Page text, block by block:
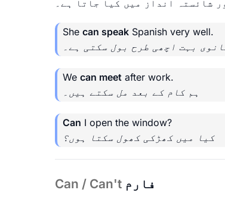
شائستہ انداز میں کیا جاتا ہے۔
She can speak Spanish very well.
بہت اچھی طرح بول سکتی ہے۔
We can meet after work.
ہم کام کے بعد مل سکتے ہیں۔
Can I open the window?
کیا میں کھڑکی کھول سکتا ہوں؟
Can / Can't فارم